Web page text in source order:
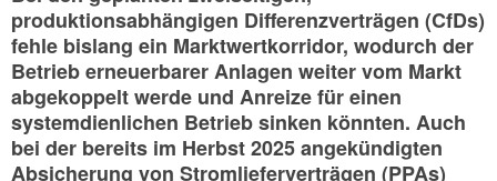
produktionsabhängigen Differenzverträgen (CfDs)
fehle bislang ein Marktwertkorridor, wodurch der
Betrieb erneuerbarer Anlagen weiter vom Markt
abgekoppelt werde und Anreize für einen
systemdienlichen Betrieb sinken könnten. Auch
bei der bereits im Herbst 2025 angekündigten
Absicherung von Stromlieferverträgen (PPAs)